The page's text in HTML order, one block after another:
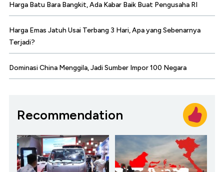
Harga Batu Bara Bangkit, Ada Kabar Baik Buat Pengusaha RI
Harga Emas Jatuh Usai Terbang 3 Hari, Apa yang Sebenarnya
Terjadi?
Dominasi China Menggila, Jadi Sumber Impor 100 Negara
Recommendation